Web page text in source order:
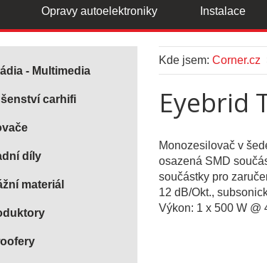
Opravy autoelektroniky Instalace
Kde jsem: Corner.cz
Eyebrid
Monozesilovač v
osazená SMD
součástky pro
12 dB/Okt.,
Výkon: 1 x 500 W @
- Multimedia
carhifi
díly
materiál